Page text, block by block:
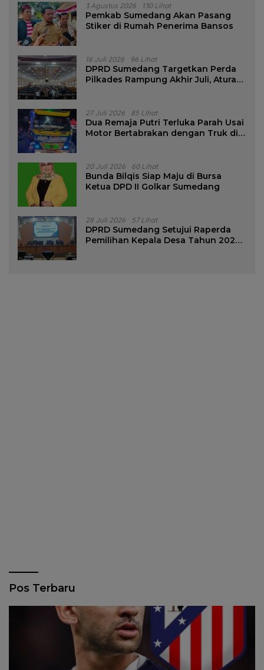
3 Agustus 2026 130 Lihat
Pemkab Sumedang Akan Pasang
Stiker di Rumah Penerima Bansos
16 Juli 2026 96 Lihat
DPRD Sumedang Targetkan Perda
Pilkades Rampung Akhir Juli, Aturan
27 Juli 2026 85 Lihat
Dua Remaja Putri Terluka Parah Usai
Motor Bertabrakan dengan Truk di
20 Juli 2026 60 Lihat
Bunda Bilqis Siap Maju di Bursa
Ketua DPD II Golkar Sumedang
28 Juli 2026 57 Lihat
DPRD Sumedang Setujui Raperda
Pemilihan Kepala Desa Tahun 2026
Pos Terbaru